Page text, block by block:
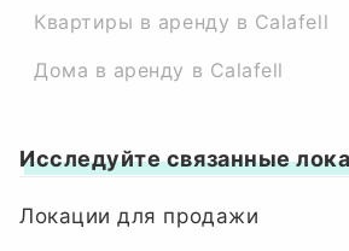
Квартиры в аренду в Calafell
Дома в аренду в Calafell
Исследуйте связанные
Локации для продажи